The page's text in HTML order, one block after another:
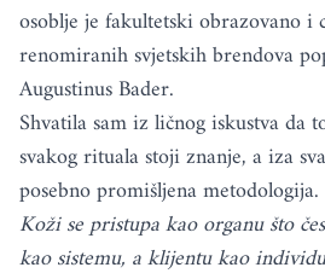
osoblje je fakultetski obrazovano i
renomiranih svjetskih brendova
Augustinus Bader.
Shvatila sam iz ličnog iskustva da
svakog rituala stoji znanje, a iza
posebno promišljena metodologija.
Koži se pristupa kao organu što
kao sistemu, a klijentu kao